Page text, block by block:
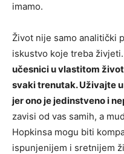
imamo.
Život nije samo analitički
iskustvo koje treba živjeti.
učesnici u vlastitom
svaki trenutak. Uživajte
jer ono je jedinstveno i
zavisi od vas samih, a
Hopkinsa mogu biti
ispunjenijem i sretnijem